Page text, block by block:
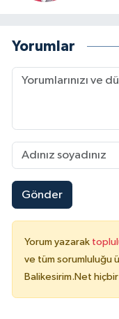
Yorumlar
Gönder
Yorum yazarak
ve tüm sorumluluğu
Balikesirim.Net